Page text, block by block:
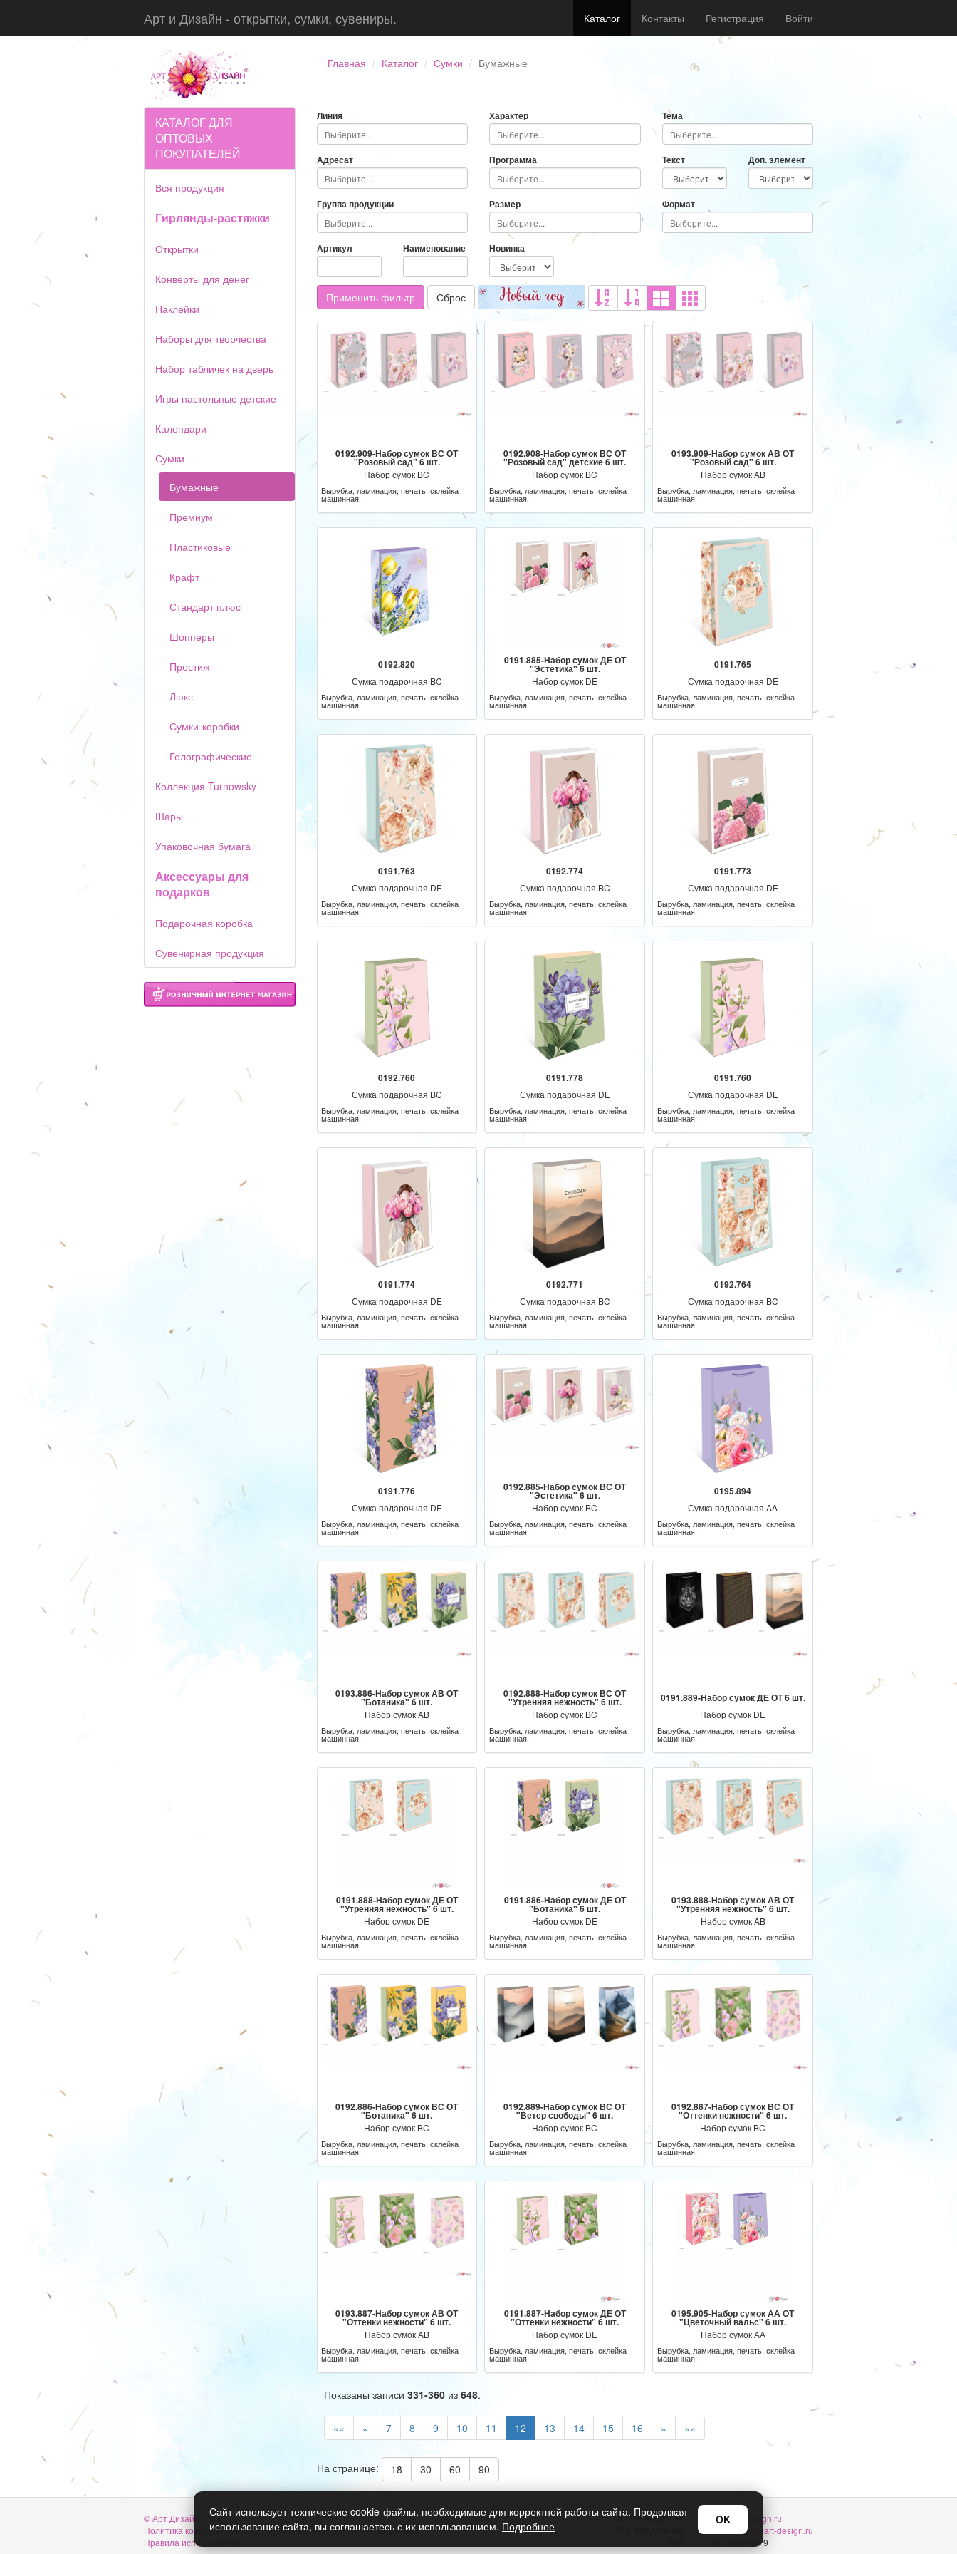
Арт и Дизайн - открытки, сумки, сувениры. Каталог Контакты Регистрация Войти
Главная Каталог Сумки Бумажные
КАТАЛОГ ДЛЯ
ОПТОВЫХ
ПОКУПАТЕЛЕЙ
Вся продукция
Гирлянды-растяжки
Открытки
Конверты для денег
Наклейки
Наборы для творчества
Набор табличек на дверь
Игры настольные детские
Календари
Сумки
Бумажные
Премиум
Пластиковые
Крафт
Стандарт плюс
Шопперы
Престиж
Люкс
Сумки-коробки
Голографические
Коллекция Turnowsky
Шары
Упаковочная бумага
Аксессуары для
подарков
Подарочная коробка
Сувенирная продукция
Линия Характер Тема
Адресат Программа Текст Доп. элемент
Группа продукции Размер Формат
Артикул Наименование Новинка
Применить фильтр Сброс
0192.909-Набор сумок ВС ОТ
"Розовый сад" 6 шт.
Набор сумок BC
Вырубка, ламинация, печать, склейка
машинная.
0192.908-Набор сумок ВС ОТ
"Розовый сад" детские 6 шт.
Набор сумок BC
Вырубка, ламинация, печать, склейка
машинная.
0193.909-Набор сумок АВ ОТ
"Розовый сад" 6 шт.
Набор сумок AB
Вырубка, ламинация, печать, склейка
машинная.
0192.820
Сумка подарочная BC
Вырубка, ламинация, печать, склейка
машинная.
0191.885-Набор сумок ДЕ ОТ
"Эстетика" 6 шт.
Набор сумок DE
Вырубка, ламинация, печать, склейка
машинная.
0191.765
Сумка подарочная DE
Вырубка, ламинация, печать, склейка
машинная.
0191.763
Сумка подарочная DE
Вырубка, ламинация, печать, склейка
машинная.
0192.774
Сумка подарочная BC
Вырубка, ламинация, печать, склейка
машинная.
0191.773
Сумка подарочная DE
Вырубка, ламинация, печать, склейка
машинная.
0192.760
Сумка подарочная BC
Вырубка, ламинация, печать, склейка
машинная.
0191.778
Сумка подарочная DE
Вырубка, ламинация, печать, склейка
машинная.
0191.760
Сумка подарочная DE
Вырубка, ламинация, печать, склейка
машинная.
0191.774
Сумка подарочная DE
Вырубка, ламинация, печать, склейка
машинная.
0192.771
Сумка подарочная BC
Вырубка, ламинация, печать, склейка
машинная.
0192.764
Сумка подарочная BC
Вырубка, ламинация, печать, склейка
машинная.
0191.776
Сумка подарочная DE
Вырубка, ламинация, печать, склейка
машинная.
0192.885-Набор сумок ВС ОТ
"Эстетика" 6 шт.
Набор сумок BC
Вырубка, ламинация, печать, склейка
машинная.
0195.894
Сумка подарочная AA
Вырубка, ламинация, печать, склейка
машинная.
0193.886-Набор сумок АВ ОТ
"Ботаника" 6 шт.
Набор сумок AB
Вырубка, ламинация, печать, склейка
машинная.
0192.888-Набор сумок ВС ОТ
"Утренняя нежность" 6 шт.
Набор сумок BC
Вырубка, ламинация, печать, склейка
машинная.
0191.889-Набор сумок ДЕ ОТ 6 шт.
Набор сумок DE
Вырубка, ламинация, печать, склейка
машинная.
0191.888-Набор сумок ДЕ ОТ
"Утренняя нежность" 6 шт.
Набор сумок DE
Вырубка, ламинация, печать, склейка
машинная.
0191.886-Набор сумок ДЕ ОТ
"Ботаника" 6 шт.
Набор сумок DE
Вырубка, ламинация, печать, склейка
машинная.
0193.888-Набор сумок АВ ОТ
"Утренняя нежность" 6 шт.
Набор сумок AB
Вырубка, ламинация, печать, склейка
машинная.
0192.886-Набор сумок ВС ОТ
"Ботаника" 6 шт.
Набор сумок BC
Вырубка, ламинация, печать, склейка
машинная.
0192.889-Набор сумок ВС ОТ
"Ветер свободы" 6 шт.
Набор сумок BC
Вырубка, ламинация, печать, склейка
машинная.
0192.887-Набор сумок ВС ОТ
"Оттенки нежности" 6 шт.
Набор сумок BC
Вырубка, ламинация, печать, склейка
машинная.
0193.887-Набор сумок АВ ОТ
"Оттенки нежности" 6 шт.
Набор сумок AB
Вырубка, ламинация, печать, склейка
машинная.
0191.887-Набор сумок ДЕ ОТ
"Оттенки нежности" 6 шт.
Набор сумок DE
Вырубка, ламинация, печать, склейка
машинная.
0195.905-Набор сумок АА ОТ
"Цветочный вальс" 6 шт.
Набор сумок АА
Вырубка, ламинация, печать, склейка
машинная.
Показаны записи 331-360из 648.
«« « 7 8 9 10 11 12 13 14 15 16 » »»
На странице: 18 30 60 90
© Арт Дизайн 2026
Политика конфиденциальности и обработки персональных данных
Правила использования
Общие вопросы: sellers@art-design.ru
support-region@art-design.ru
+7 495 956-34-79
Сайт использует технические cookie-файлы, необходимые для корректной работы сайта. Продолжая
использование сайта, вы соглашаетесь с их использованием. Подробнее
OK